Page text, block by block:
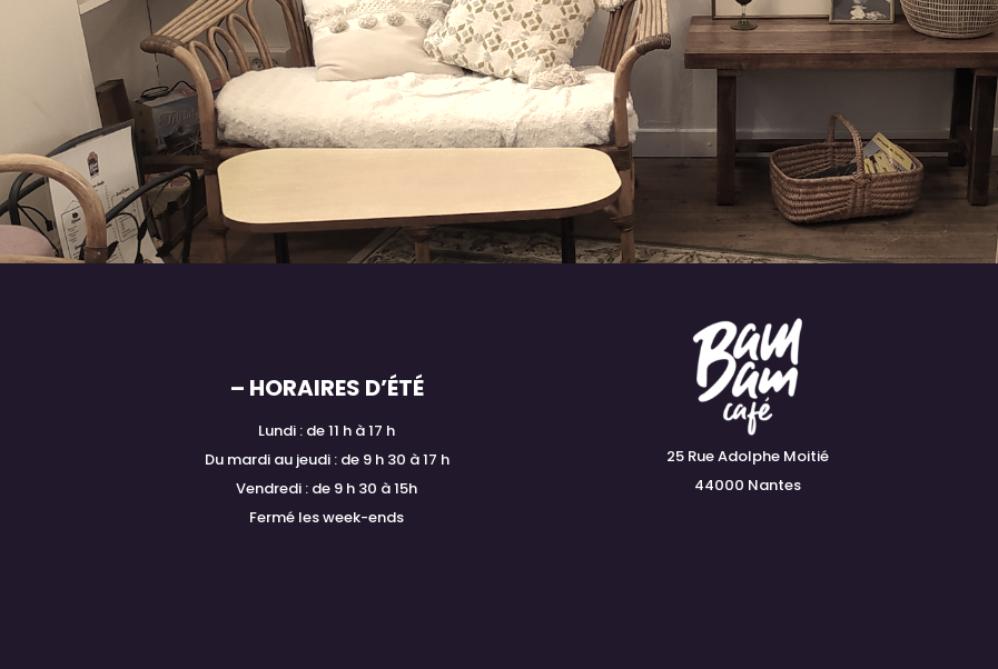
– HORAIRES D’ÉTÉ
Lundi : de 11 h à 17 h
Du mardi au jeudi : de 9 h 30 à 17 h
Vendredi : de 9 h 30 à 15h
Fermé les week-ends
25 Rue Adolphe Moitié
44000 Nantes